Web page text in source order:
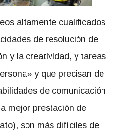
altamente cualificados
de resolución de
y la creatividad, y tareas
y que precisan de
de comunicación
mejor prestación de
son más difíciles de